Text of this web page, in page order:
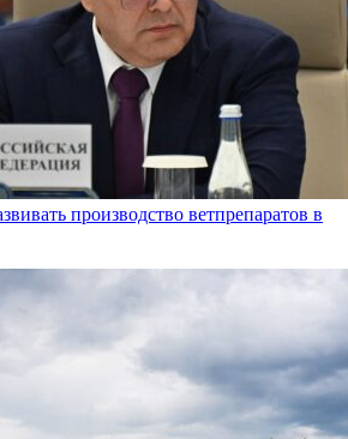
производство ветпрепаратов в